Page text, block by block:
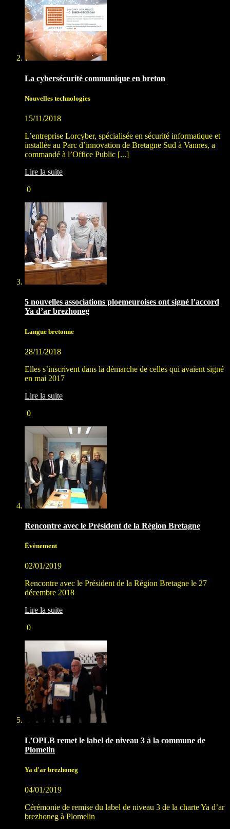
La cybersécurité communique en breton
Nouvelles technologies
15/11/2018
L’entreprise Lorcyber, spécialisée en sécurité informatique et
installée au Parc d’innovation de Bretagne Sud à Vannes, a
commandé à l’Office Public [...]
Lire la suite
0
5 nouvelles associations ploemeuroises ont signé l’accord
Ya d’ar brezhoneg
Langue bretonne
28/11/2018
Elles s’inscrivent dans la démarche de celles qui avaient signé
en mai 2017
Lire la suite
0
Rencontre avec le Président de la Région Bretagne
Évènement
02/01/2019
Rencontre avec le Président de la Région Bretagne le 27
décembre 2018
Lire la suite
0
L’OPLB remet le label de niveau 3 à la commune de
Plomelin
Ya d'ar brezhoneg
04/01/2019
Cérémonie de remise du label de niveau 3 de la charte Ya d’ar
brezhoneg à Plomelin